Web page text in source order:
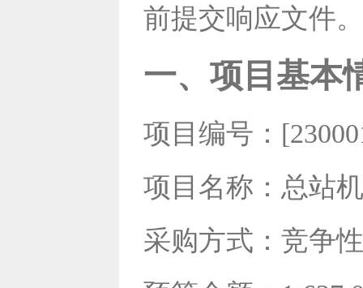
前提交响应文件。
一、项目基本
项目编号：
项目名称：总站
采购方式：竞争